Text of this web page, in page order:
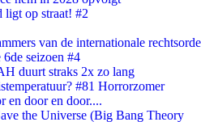
ligt op straat! #2
van de internationale rechtsorde
seizoen #4
duurt straks 2x zo lang
#81 Horrorzomer
en door en door....
the Universe (Big Bang Theory